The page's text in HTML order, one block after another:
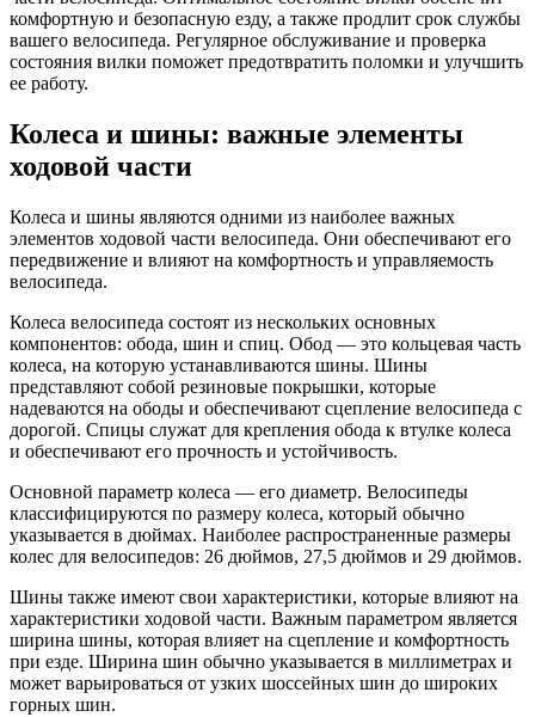
комфортную и безопасную езду, а также продлит срок службы
вашего велосипеда. Регулярное обслуживание и проверка
состояния вилки поможет предотвратить поломки и улучшить
ее работу.
Колеса и шины: важные элементы
ходовой части
Колеса и шины являются одними из наиболее важных
элементов ходовой части велосипеда. Они обеспечивают его
передвижение и влияют на комфортность и управляемость
велосипеда.
Колеса велосипеда состоят из нескольких основных
компонентов: обода, шин и спиц. Обод — это кольцевая часть
колеса, на которую устанавливаются шины. Шины
представляют собой резиновые покрышки, которые
надеваются на ободы и обеспечивают сцепление велосипеда с
дорогой. Спицы служат для крепления обода к втулке колеса
и обеспечивают его прочность и устойчивость.
Основной параметр колеса — его диаметр. Велосипеды
классифицируются по размеру колеса, который обычно
указывается в дюймах. Наиболее распространенные размеры
колес для велосипедов: 26 дюймов, 27,5 дюймов и 29 дюймов.
Шины также имеют свои характеристики, которые влияют на
характеристики ходовой части. Важным параметром является
ширина шины, которая влияет на сцепление и комфортность
при езде. Ширина шин обычно указывается в миллиметрах и
может варьироваться от узких шоссейных шин до широких
горных шин.